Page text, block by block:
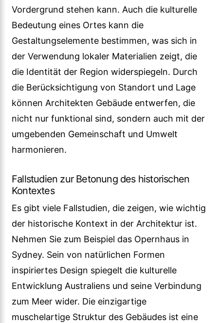
Vordergrund stehen kann. Auch die kulturelle
Bedeutung eines Ortes kann die
Gestaltungselemente bestimmen, was sich in
der Verwendung lokaler Materialien zeigt, die
die Identität der Region widerspiegeln. Durch
die Berücksichtigung von Standort und Lage
können Architekten Gebäude entwerfen, die
nicht nur funktional sind, sondern auch mit der
umgebenden Gemeinschaft und Umwelt
harmonieren.
Fallstudien zur Betonung des historischen
Kontextes
Es gibt viele Fallstudien, die zeigen, wie wichtig
der historische Kontext in der Architektur ist.
Nehmen Sie zum Beispiel das Opernhaus in
Sydney. Sein von natürlichen Formen
inspiriertes Design spiegelt die kulturelle
Entwicklung Australiens und seine Verbindung
zum Meer wider. Die einzigartige
muschelartige Struktur des Gebäudes ist eine